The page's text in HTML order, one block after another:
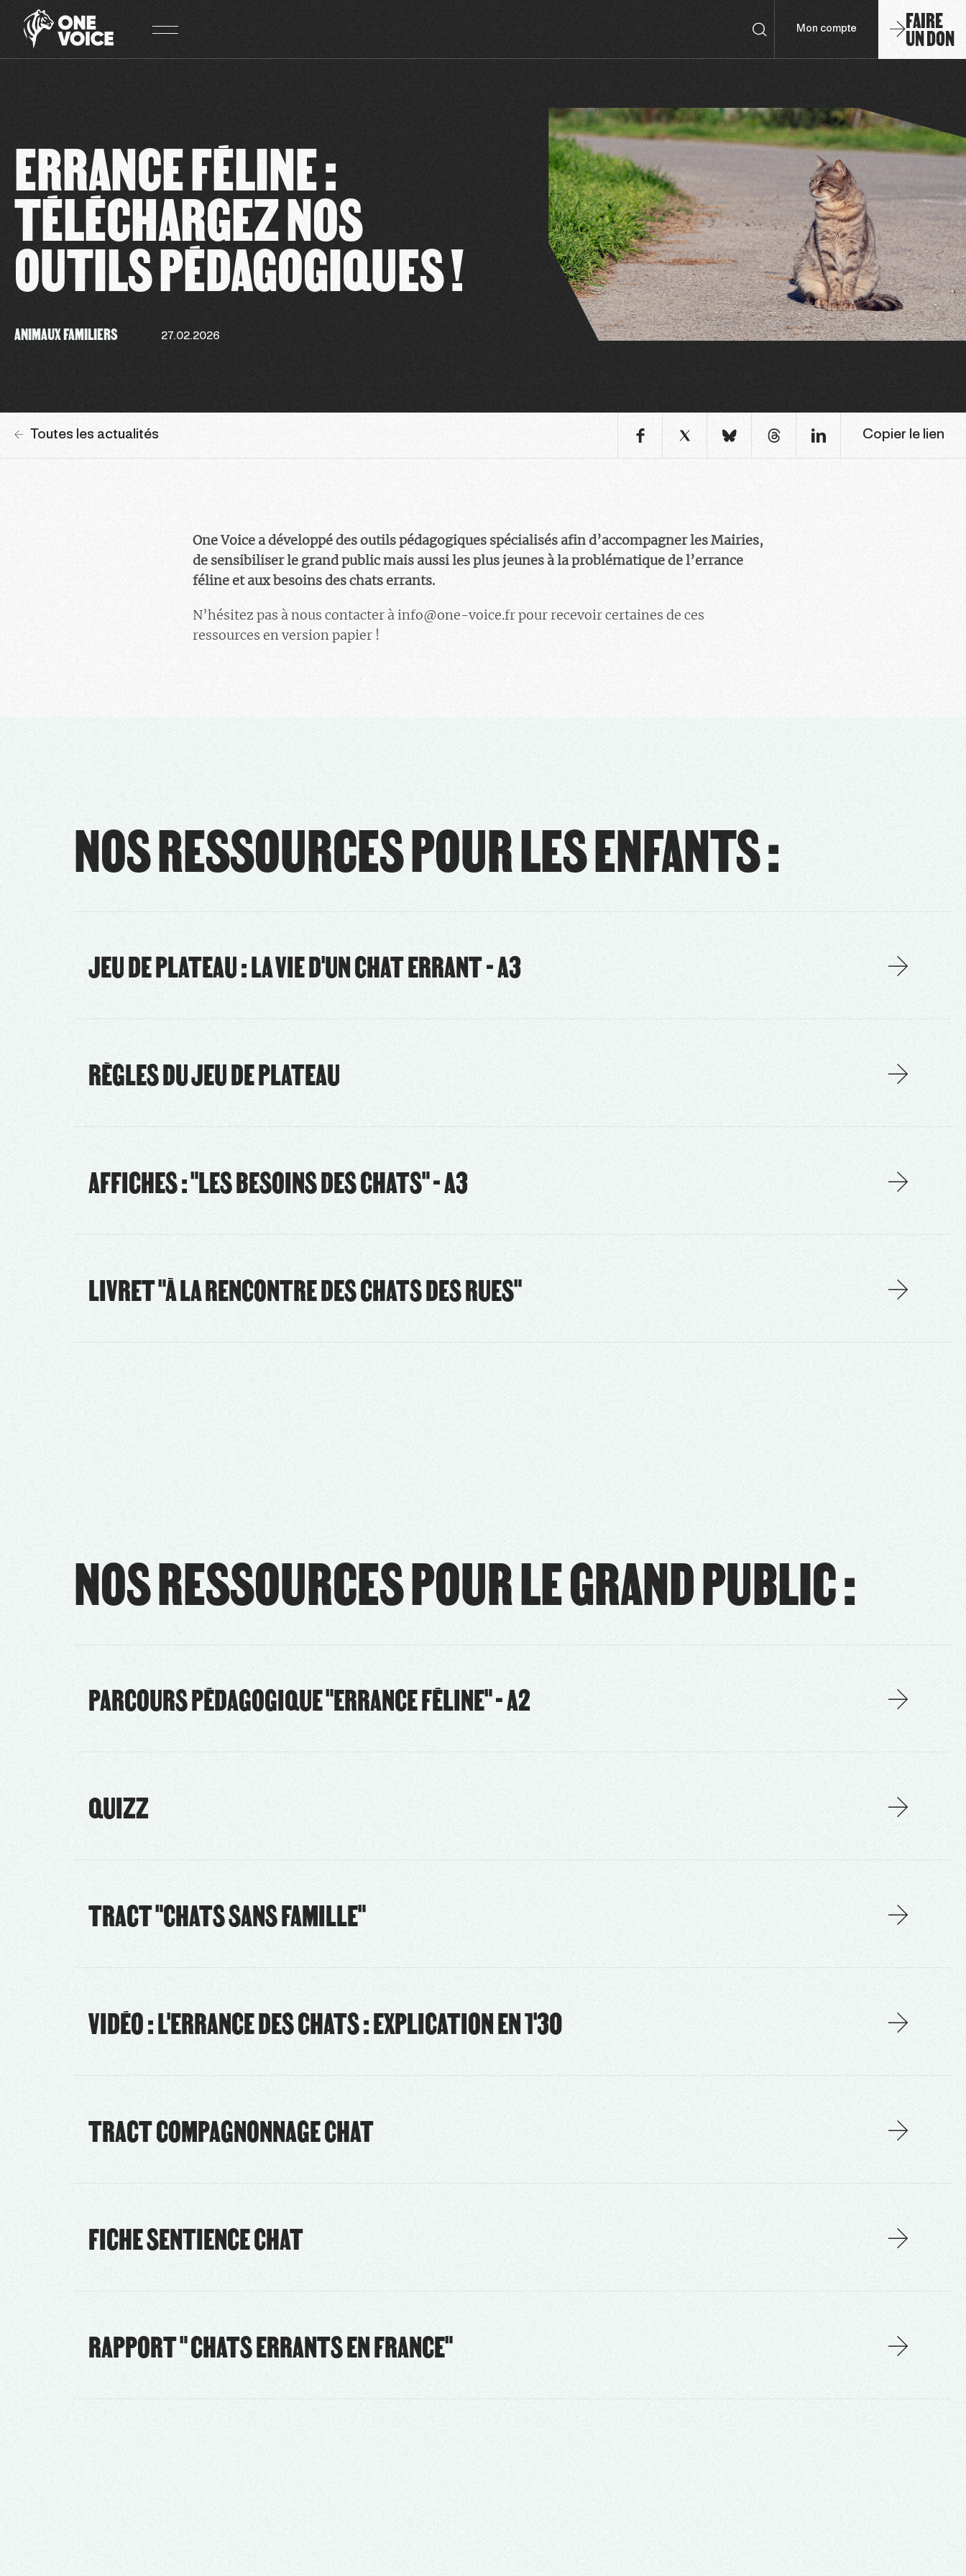
Mon compte FAIRE
UN DON
ERRANCE FÉLINE :
TÉLÉCHARGEZ NOS
OUTILS PÉDAGOGIQUES !
ANIMAUX FAMILIERS 27.02.2026
Toutes les actualités Copier le lien
One Voice a développé des outils pédagogiques spécialisés afin d’accompagner les Mairies,
de sensibiliser le grand public mais aussi les plus jeunes à la problématique de l’errance
féline et aux besoins des chats errants.
N’hésitez pas à nous contacter à info@one-voice.fr pour recevoir certaines de ces
ressources en version papier !
NOS RESSOURCES POUR LES ENFANTS :
JEU DE PLATEAU : LA VIE D'UN CHAT ERRANT - A3
RÈGLES DU JEU DE PLATEAU
AFFICHES : "LES BESOINS DES CHATS" - A3
LIVRET "À LA RENCONTRE DES CHATS DES RUES"
NOS RESSOURCES POUR LE GRAND PUBLIC :
PARCOURS PÉDAGOGIQUE "ERRANCE FÉLINE" - A2
QUIZZ
TRACT "CHATS SANS FAMILLE"
VIDÉO : L'ERRANCE DES CHATS : EXPLICATION EN 1'30
TRACT COMPAGNONNAGE CHAT
FICHE SENTIENCE CHAT
RAPPORT " CHATS ERRANTS EN FRANCE"